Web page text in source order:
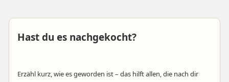
Hast du es nachgekocht?
Erzähl kurz, wie es geworden ist – das hilft allen, die nach dir